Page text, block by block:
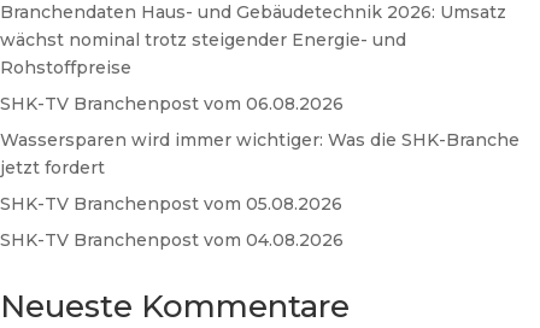
Branchendaten Haus- und Gebäudetechnik 2026: Umsatz
wächst nominal trotz steigender Energie- und
Rohstoffpreise
SHK-TV Branchenpost vom 06.08.2026
Wassersparen wird immer wichtiger: Was die SHK-Branche
jetzt fordert
SHK-TV Branchenpost vom 05.08.2026
SHK-TV Branchenpost vom 04.08.2026
Neueste Kommentare